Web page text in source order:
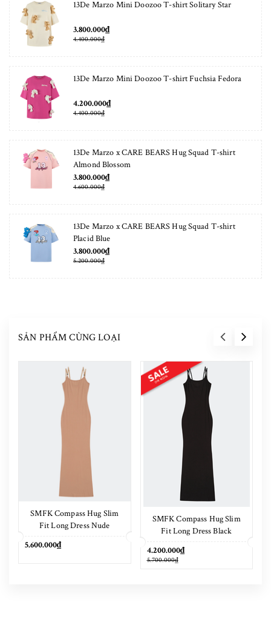
13De Marzo Mini Doozoo T-shirt Solitary Star
3.800.000₫
4.400.000₫
13De Marzo Mini Doozoo T-shirt Fuchsia Fedora
4.200.000₫
4.400.000₫
13De Marzo x CARE BEARS Hug Squad T-shirt
Almond Blossom
3.800.000₫
4.600.000₫
13De Marzo x CARE BEARS Hug Squad T-shirt
Placid Blue
3.800.000₫
5.200.000₫
SẢN PHẨM CÙNG LOẠI
SMFK Compass Hug Slim
Fit Long Dress Nude
5.600.000₫
SMFK Compass Hug Slim
Fit Long Dress Black
4.200.000₫
5.700.000₫